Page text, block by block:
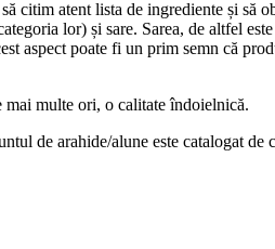
citim atent lista de ingrediente și
lor) și sare. Sarea, de altfel
aspect poate fi un prim semn că
multe ori, o calitate îndoielnică.
de arahide/alune este catalogat